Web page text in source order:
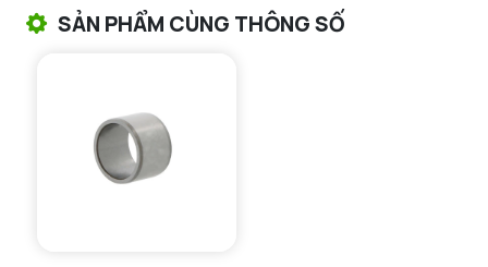
VÒNG BI CHẶN TRỤC NTN
SẢN PHẨM CÙNG THÔNG SỐ